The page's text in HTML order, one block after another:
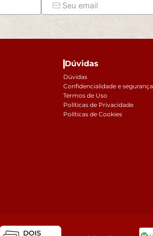
Dúvidas
Dúvidas
Confidencialidade e segurança
Termos de Uso
Políticas de Privacidade
Políticas de Cookies